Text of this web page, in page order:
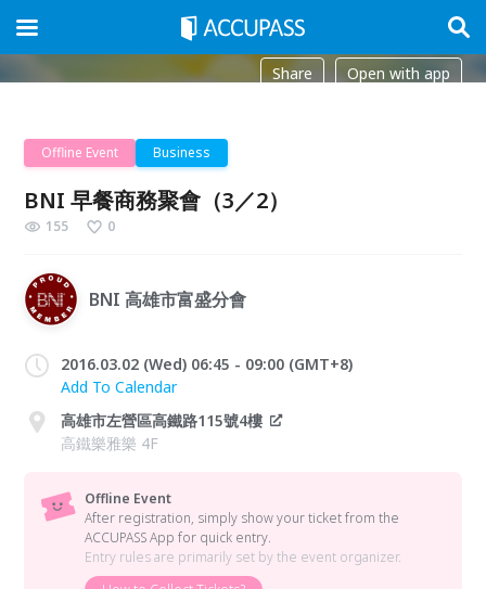
Share Open with app
Offline Event Business
BNI 早餐商務聚會（3／2）
155 0
BNI 高雄市富盛分會
2016.03.02 (Wed) 06:45 - 09:00 (GMT+8)
Add To Calendar
高雄市左營區高鐵路115號4樓
高鐵樂雅樂 4F
Offline Event
After registration, simply show your ticket from the
ACCUPASS App for quick entry.
Entry rules are primarily set by the event organizer.